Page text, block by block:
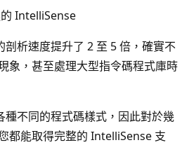
IntelliSense
析速度提升了 2 至 5 倍，確實不
象，甚至處理大型指令碼程式庫時
不同的程式碼樣式，因此對於幾
都能取得完整的 IntelliSense 支